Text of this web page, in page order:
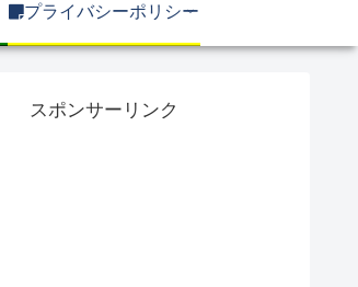
プライバシーポリシー
スポンサーリンク